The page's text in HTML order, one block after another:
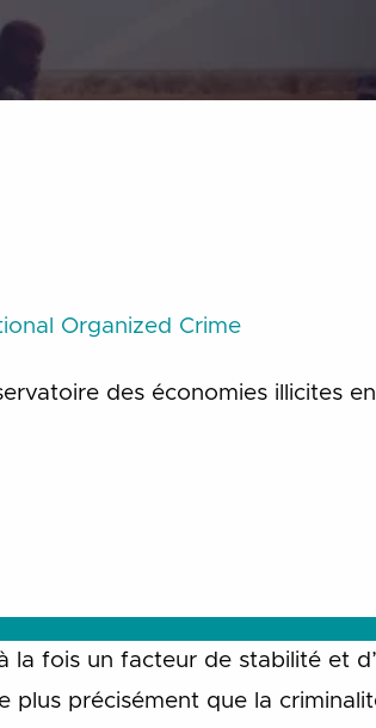
Organized Crime
des économies illicites
fois un facteur de stabilité et
plus précisément que la